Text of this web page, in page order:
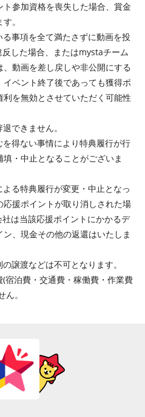
参加資格を喪失した場合、賞金
。
事項を全て満たさずに動画を投
した場合、またはmystaチーム
動画を差し戻しや非公開にする
ベント終了後であっても獲得ポ
を無効とさせていただく可能性
できません。
得ない事情により特典履行が行
・中止となることがございま
る特典履行が変更・中止となっ
援ポイントが取り消しされた場
は当該応援ポイントにかかるデ
、現金その他の返還はいたしま
譲渡などは不可となります。
宿泊費・交通費・稼働費・作業費
。